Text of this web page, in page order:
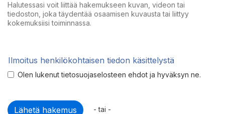
Halutessasi voit liittää hakemukseen kuvan, videon tai
tiedoston, joka täydentää osaamisen kuvausta tai liittyy
kokemuksiisi toiminnassa.
Ilmoitus henkilökohtaisen tiedon käsittelystä
Olen lukenut tietosuojaselosteen ehdot ja hyväksyn ne.
- tai -